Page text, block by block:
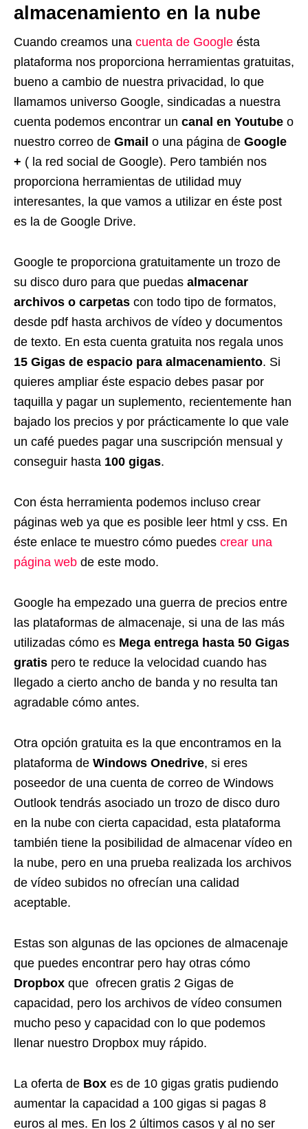
almacenamiento en la nube
Cuando creamos una cuenta de Google ésta
plataforma nos proporciona herramientas gratuitas,
bueno a cambio de nuestra privacidad, lo que
llamamos universo Google, sindicadas a nuestra
cuenta podemos encontrar un canal en Youtube o
nuestro correo de Gmail o una página de Google
+ ( la red social de Google). Pero también nos
proporciona herramientas de utilidad muy
interesantes, la que vamos a utilizar en éste post
es la de Google Drive.
Google te proporciona gratuitamente un trozo de
su disco duro para que puedas almacenar
archivos o carpetas con todo tipo de formatos,
desde pdf hasta archivos de vídeo y documentos
de texto. En esta cuenta gratuita nos regala unos
15 Gigas de espacio para almacenamiento. Si
quieres ampliar éste espacio debes pasar por
taquilla y pagar un suplemento, recientemente han
bajado los precios y por prácticamente lo que vale
un café puedes pagar una suscripción mensual y
conseguir hasta 100 gigas.
Con ésta herramienta podemos incluso crear
páginas web ya que es posible leer html y css. En
éste enlace te muestro cómo puedes crear una
página web de este modo.
Google ha empezado una guerra de precios entre
las plataformas de almacenaje, si una de las más
utilizadas cómo es Mega entrega hasta 50 Gigas
gratis pero te reduce la velocidad cuando has
llegado a cierto ancho de banda y no resulta tan
agradable cómo antes.
Otra opción gratuita es la que encontramos en la
plataforma de Windows Onedrive, si eres
poseedor de una cuenta de correo de Windows
Outlook tendrás asociado un trozo de disco duro
en la nube con cierta capacidad, esta plataforma
también tiene la posibilidad de almacenar vídeo en
la nube, pero en una prueba realizada los archivos
de vídeo subidos no ofrecían una calidad
aceptable.
Estas son algunas de las opciones de almacenaje
que puedes encontrar pero hay otras cómo
Dropbox que ofrecen gratis 2 Gigas de
capacidad, pero los archivos de vídeo consumen
mucho peso y capacidad con lo que podemos
llenar nuestro Dropbox muy rápido.
La oferta de Box es de 10 gigas gratis pudiendo
aumentar la capacidad a 100 gigas si pagas 8
euros al mes. En los 2 últimos casos y al no ser